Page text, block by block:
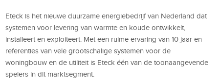
Eteck is het nieuwe duurzame energiebedrijf van Nederland dat
systemen voor levering van warmte en koude ontwikkelt,
installeert en exploiteert. Met een ruime ervaring van 10 jaar en
referenties van vele grootschalige systemen voor de
woningbouw en de utiliteit is Eteck één van de toonaangevende
spelers in dit marktsegment.